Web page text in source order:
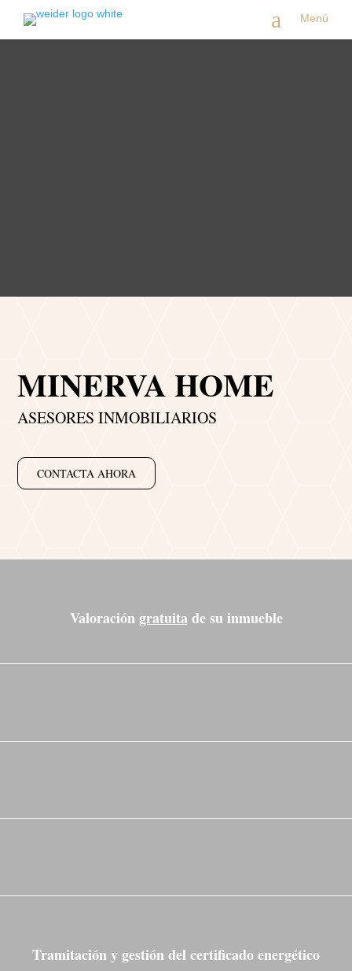
a Menú
MINERVA HOME
ASESORES INMOBILIARIOS
CONTACTA AHORA
Valoración gratuita de su inmueble
Tramitación y gestión del certificado energético